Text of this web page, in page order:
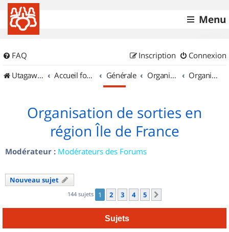
Menu
FAQ Connexion
Inscription
UtagawaVTT (Randos VTT et VTTAE avec traces GPS)
Accueil forum Générale Organisation de sorties & Recherche de partenaires Organisation de sorties en région Île de France
Organisation de sorties en
région Île de France
Modérateur : Modérateurs des Forums
Nouveau sujet
144 sujets 1 2 3 4 5
Sujets